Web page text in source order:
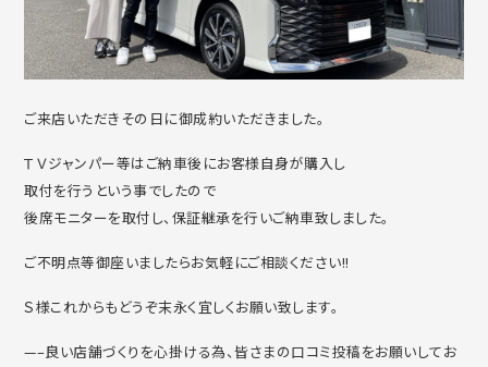
ご来店いただきその日に御成約いただきました。
ＴＶジャンパー等はご納車後にお客様自身が購入し
取付を行うという事でしたので
後席モニターを取付し、保証継承を行いご納車致しました。
ご不明点等御座いましたらお気軽にご相談ください!!
Ｓ様これからもどうぞ末永く宜しくお願い致します。
—–良い店舗づくりを心掛ける為、皆さまの口コミ投稿をお願いしてお